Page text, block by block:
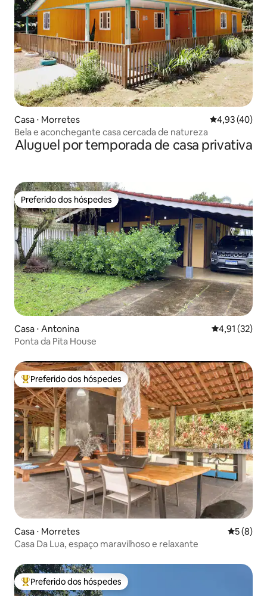
Casa ⋅ Morretes 4,93 de uma
4,93 (40)
Bela e aconchegante casa cercada de natureza
Aluguel por temporada de casa privativa
Preferido dos hóspedes
Preferido dos hóspedes
Casa ⋅ Antonina 4,91 de uma
4,91 (32)
Ponta da Pita House
Entre os melhores preferidos dos hóspedes
Preferido dos hóspedes
Casa ⋅ Morretes 5 de
5 (8)
Casa Da Lua, espaço maravilhoso e relaxante
Entre os melhores preferidos dos hóspedes
Preferido dos hóspedes